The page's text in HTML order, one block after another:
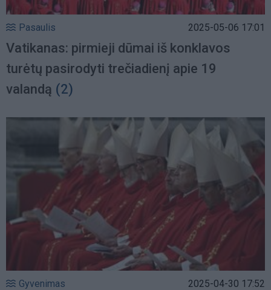
Pasaulis 2025-05-06 17:01
Vatikanas: pirmieji dūmai iš konklavos
turėtų pasirodyti trečiadienį apie 19
valandą (2)
Gyvenimas 2025-04-30 17:52